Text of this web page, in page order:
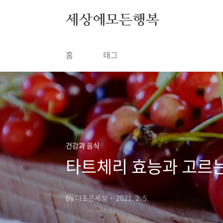
세상에모든행복
홈 태그
건강과 음식
타트체리 효능과 고르
by 더조은세상 2021. 2. 5.